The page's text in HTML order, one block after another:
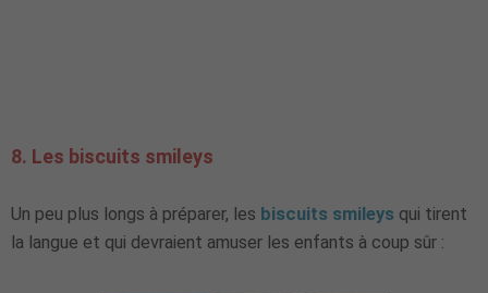
8. Les biscuits smileys
Un peu plus longs à préparer, les biscuits smileys qui tirent
la langue et qui devraient amuser les enfants à coup sûr :